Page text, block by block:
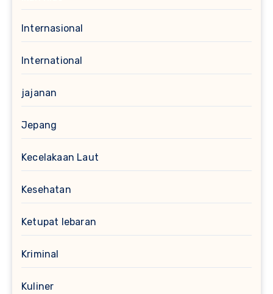
Internasional
International
jajanan
Jepang
Kecelakaan Laut
Kesehatan
Ketupat lebaran
Kriminal
Kuliner